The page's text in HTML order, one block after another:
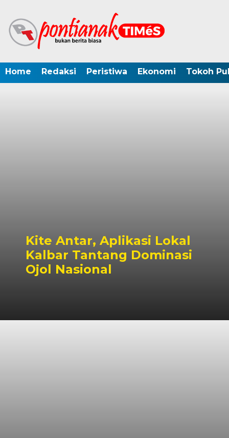
Home Redaksi Peristiwa Ekonomi Tokoh
Kite Antar, Aplikasi Lokal
Kalbar Tantang Dominasi
Ojol Nasional